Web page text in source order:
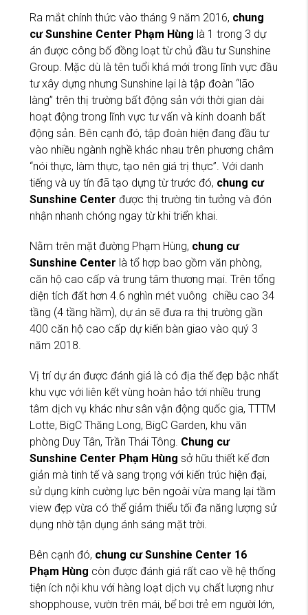
Ra mắt chính thức vào tháng 9 năm 2016, chung
cư Sunshine Center Phạm Hùng là 1 trong 3 dự
án được công bố đồng loạt từ chủ đầu tư Sunshine
Group. Mặc dù là tên tuổi khá mới trong lĩnh vực đầu
tư xây dựng nhưng Sunshine lại là tập đoàn “lão
làng” trên thị trường bất động sản với thời gian dài
hoạt động trong lĩnh vực tư vấn và kinh doanh bất
động sản. Bên cạnh đó, tập đoàn hiện đang đầu tư
vào nhiều ngành nghề khác nhau trên phương châm
“nói thực, làm thực, tạo nên giá trị thực”. Với danh
tiếng và uy tín đã tạo dựng từ trước đó, chung cư
Sunshine Center được thị trường tin tưởng và đón
nhận nhanh chóng ngay từ khi triển khai.
Nằm trên mặt đường Phạm Hùng, chung cư
Sunshine Center là tổ hợp bao gồm văn phòng,
căn hộ cao cấp và trung tâm thương mại. Trên tổng
diện tích đất hơn 4.6 nghìn mét vuông chiều cao 34
tầng (4 tầng hầm), dự án sẽ đưa ra thị trường gần
400 căn hộ cao cấp dự kiến bàn giao vào quý 3
năm 2018.
Vị trí dự án được đánh giá là có địa thế đẹp bậc nhất
khu vực với liên kết vùng hoàn hảo tới nhiều trung
tâm dịch vụ khác như sân vận động quốc gia, TTTM
Lotte, BigC Thăng Long, BigC Garden, khu văn
phòng Duy Tân, Trần Thái Tông. Chung cư
Sunshine Center Phạm Hùng sở hữu thiết kế đơn
giản mà tinh tế và sang trọng với kiến trúc hiện đại,
sử dụng kính cường lực bên ngoài vừa mang lại tầm
view đẹp vừa có thể giảm thiểu tối đa năng lượng sử
dụng nhờ tận dụng ánh sáng mặt trời.
Bên cạnh đó, chung cư Sunshine Center 16
Phạm Hùng còn được đánh giá rất cao về hệ thống
tiện ích nội khu với hàng loạt dịch vụ chất lượng như
shopphouse, vườn trên mái, bể bơi trẻ em người lớn,